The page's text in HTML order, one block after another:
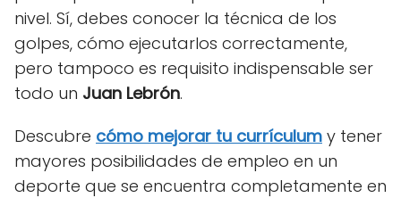
nivel. Sí, debes conocer la técnica de los
golpes, cómo ejecutarlos correctamente,
pero tampoco es requisito indispensable ser
todo un Juan Lebrón.
Descubre cómo mejorar tu currículum y tener
mayores posibilidades de empleo en un
deporte que se encuentra completamente en